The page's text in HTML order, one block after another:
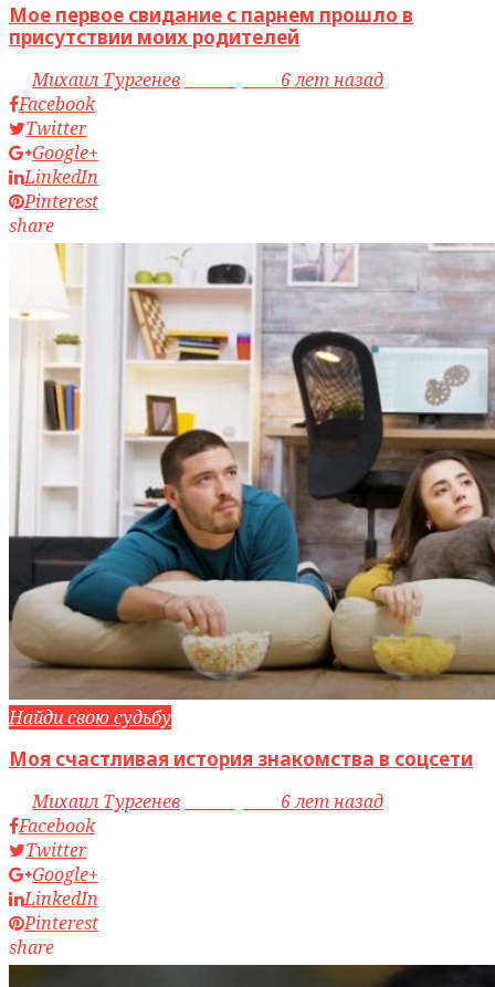
Мое первое свидание с парнем прошло в
присутствии моих родителей
byМихаил Тургенев
6 лет назад
Facebook
Twitter
Google+
LinkedIn
Pinterest
share
Найди свою судьбу
Моя счастливая история знакомства в соцсети
byМихаил Тургенев
6 лет назад
Facebook
Twitter
Google+
LinkedIn
Pinterest
share